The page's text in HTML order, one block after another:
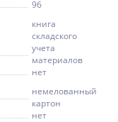
96
книга
складского
учета
материалов
нет
немелованный
картон
нет